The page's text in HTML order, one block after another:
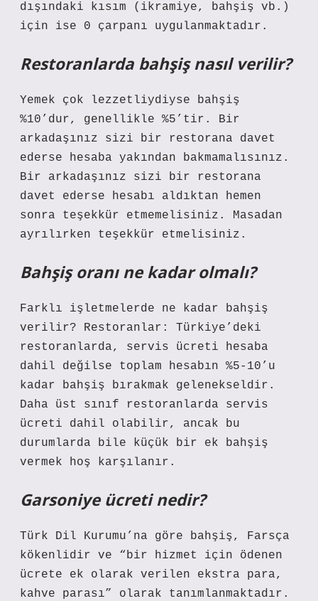
dışındaki kısım (ikramiye, bahşiş vb.)
için ise 0 çarpanı uygulanmaktadır.
Restoranlarda bahşiş nasıl verilir?
Yemek çok lezzetliydiyse bahşiş
%10’dur, genellikle %5’tir. Bir
arkadaşınız sizi bir restorana davet
ederse hesaba yakından bakmamalısınız.
Bir arkadaşınız sizi bir restorana
davet ederse hesabı aldıktan hemen
sonra teşekkür etmemelisiniz. Masadan
ayrılırken teşekkür etmelisiniz.
Bahşiş oranı ne kadar olmalı?
Farklı işletmelerde ne kadar bahşiş
verilir? Restoranlar: Türkiye’deki
restoranlarda, servis ücreti hesaba
dahil değilse toplam hesabın %5-10’u
kadar bahşiş bırakmak gelenekseldir.
Daha üst sınıf restoranlarda servis
ücreti dahil olabilir, ancak bu
durumlarda bile küçük bir ek bahşiş
vermek hoş karşılanır.
Garsoniye ücreti nedir?
Türk Dil Kurumu’na göre bahşiş, Farsça
kökenlidir ve “bir hizmet için ödenen
ücrete ek olarak verilen ekstra para,
kahve parası” olarak tanımlanmaktadır.